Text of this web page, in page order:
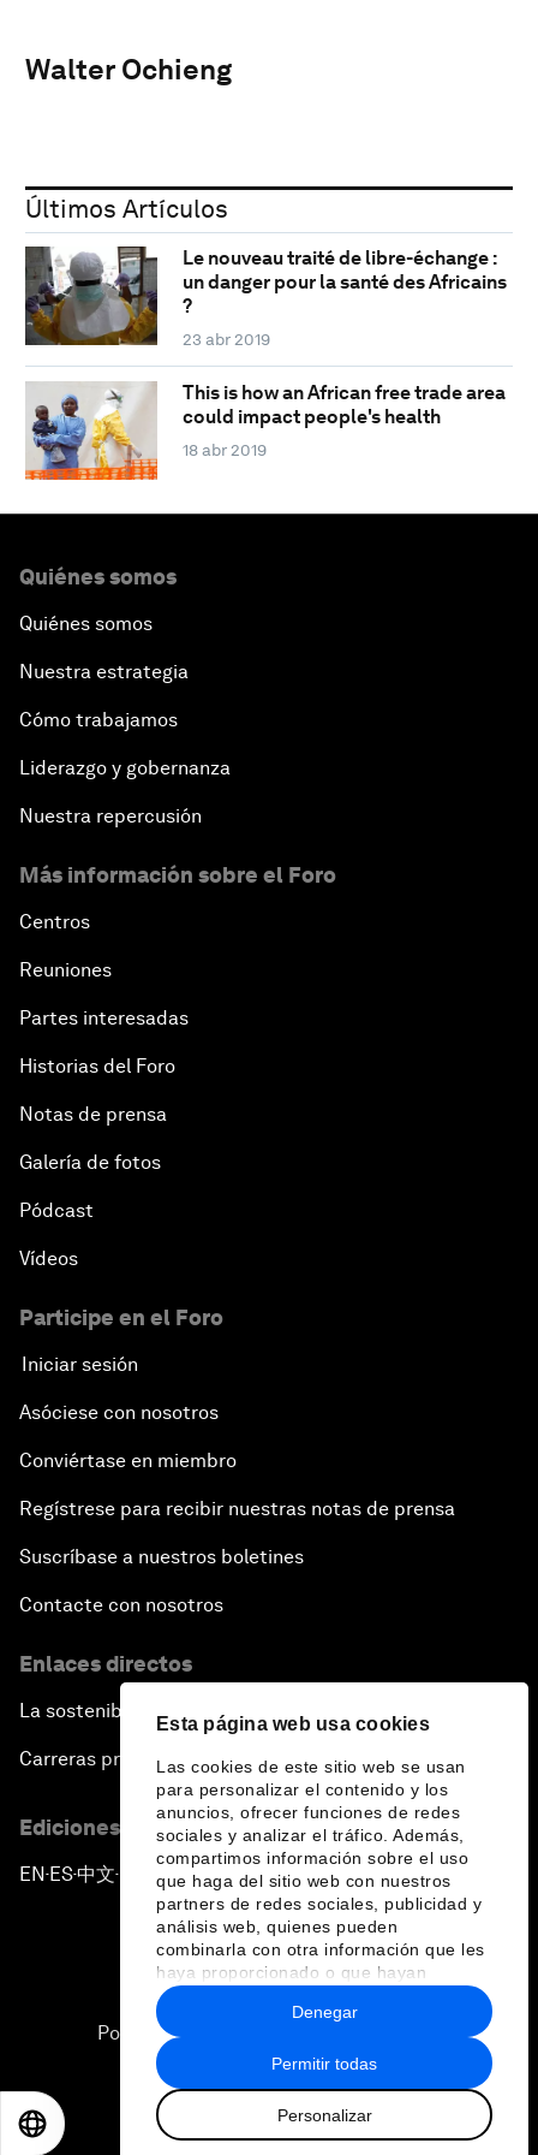
Esta página web usa cookies
Las cookies de este sitio web se usan
para personalizar el contenido y los
anuncios, ofrecer funciones de redes
sociales y analizar el tráfico. Además,
compartimos información sobre el uso
que haga del sitio web con nuestros
partners de redes sociales, publicidad y
análisis web, quienes pueden
combinarla con otra información que les
haya proporcionado o que hayan
recopilado a partir del uso que haya
hecho de sus servicios.
Permitir todas
Personalizar
Denegar
Walter Ochieng
Últimos Artículos
Le nouveau traité de libre-échange :
un danger pour la santé des Africains
?
23 abr 2019
This is how an African free trade area
could impact people's health
18 abr 2019
Quiénes somos
Quiénes somos
Nuestra estrategia
Cómo trabajamos
Liderazgo y gobernanza
Nuestra repercusión
Más información sobre el Foro
Centros
Reuniones
Partes interesadas
Historias del Foro
Notas de prensa
Galería de fotos
Pódcast
Vídeos
Participe en el Foro
Iniciar sesión
Asóciese con nosotros
Conviértase en miembro
Regístrese para recibir nuestras notas de prensa
Suscríbase a nuestros boletines
Contacte con nosotros
Enlaces directos
La sostenibilidad en el Foro
Carreras profesionales
Ediciones en otros idiomas
EN ▪ES▪中文▪ 日本語
Política de privacidad y normas de uso
Sitemap
2026 Foro Económico Mundial